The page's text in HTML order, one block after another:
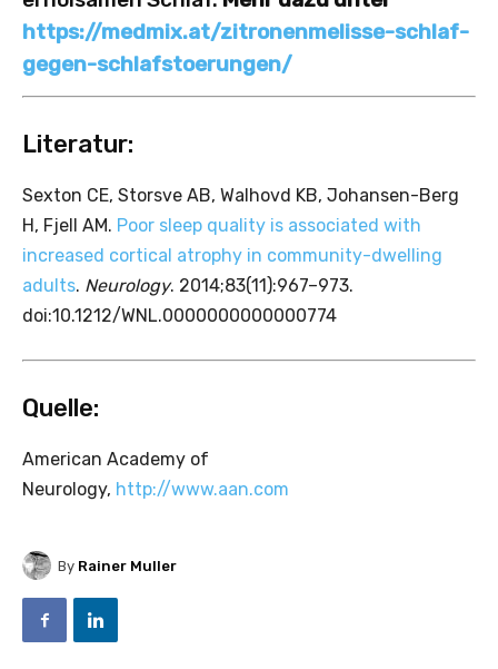
https://medmix.at/zitronenmelisse-schlaf-
gegen-schlafstoerungen/
Literatur:
Sexton CE, Storsve AB, Walhovd KB, Johansen-Berg
H, Fjell AM. Poor sleep quality is associated with
increased cortical atrophy in community-dwelling
adults. Neurology. 2014;83(11):967–973.
doi:10.1212/WNL.0000000000000774
Quelle:
American Academy of
Neurology, http://www.aan.com
By Rainer Muller